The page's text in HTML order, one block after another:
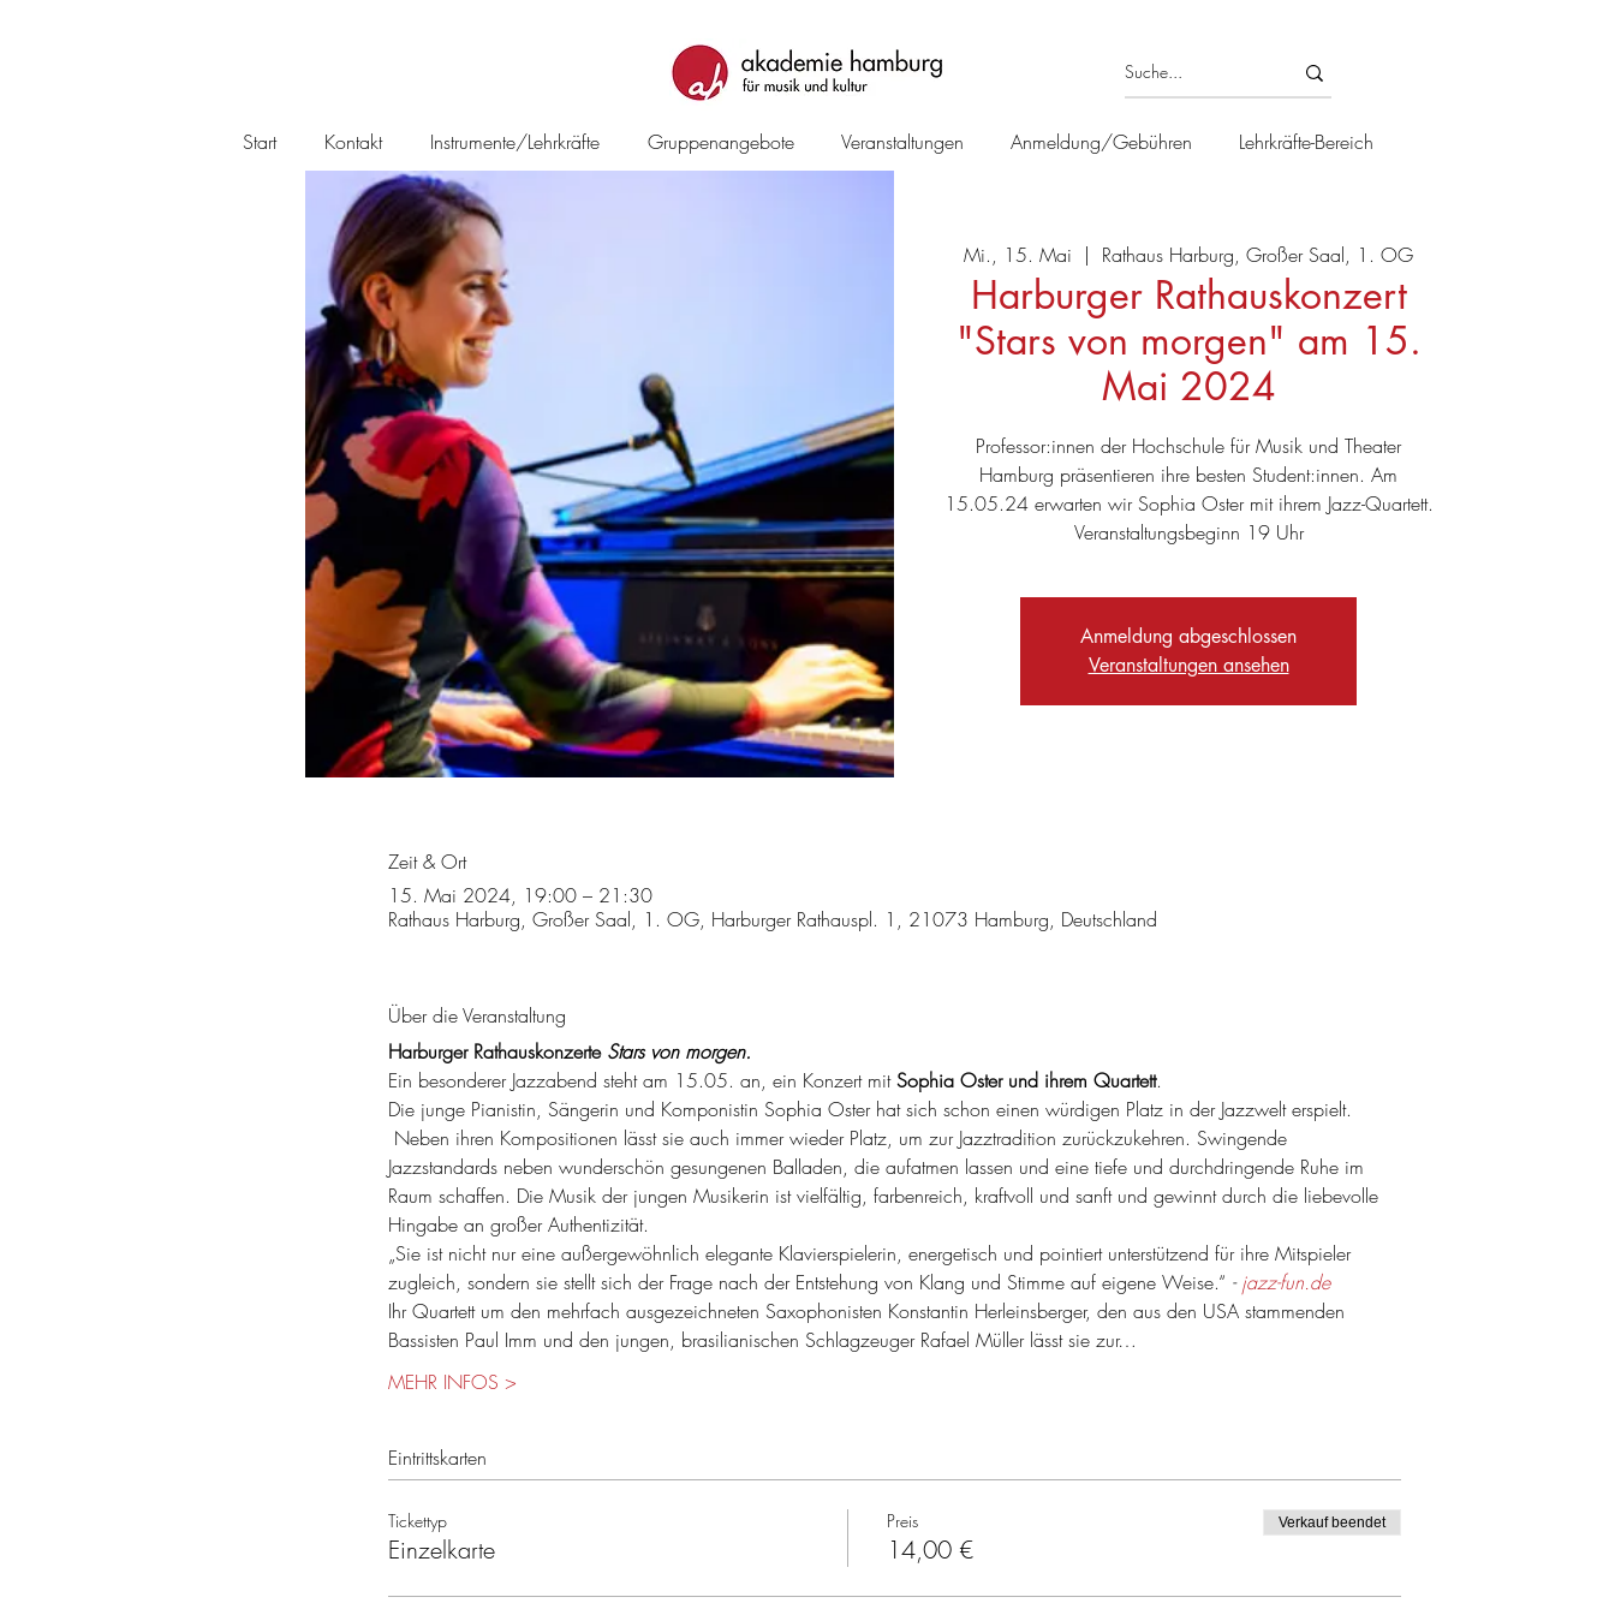
Start Kontakt Instrumente/Lehrkräfte Gruppenangebote Veranstaltungen Anmeldung/Gebühren Lehrkräfte-Bereich
Mi., 15. Mai
  |
Rathaus Harburg, Großer Saal, 1. OG
Harburger Rathauskonzert
"Stars von morgen" am 15.
Mai 2024
Professor:innen der Hochschule für Musik und Theater
Hamburg präsentieren ihre besten Student:innen. Am
15.05.24 erwarten wir Sophia Oster mit ihrem Jazz-Quartett.
Veranstaltungsbeginn 19 Uhr
Anmeldung abgeschlossen
Veranstaltungen ansehen
Zeit & Ort
15. Mai 2024, 19:00 – 21:30
Rathaus Harburg, Großer Saal, 1. OG, Harburger Rathauspl. 1, 21073 Hamburg, Deutschland
Über die Veranstaltung
Harburger Rathauskonzerte Stars von morgen.
Ein besonderer Jazzabend steht am 15.05. an, ein Konzert mit Sophia Oster und ihrem Quartett.
Die junge Pianistin, Sängerin und Komponistin Sophia Oster hat sich schon einen würdigen Platz in der Jazzwelt erspielt.
Neben ihren Kompositionen lässt sie auch immer wieder Platz, um zur Jazztradition zurückzukehren. Swingende
Jazzstandards neben wunderschön gesungenen Balladen, die aufatmen lassen und eine tiefe und durchdringende Ruhe im
Raum schaffen. Die Musik der jungen Musikerin ist vielfältig, farbenreich, kraftvoll und sanft und gewinnt durch die liebevolle
Hingabe an großer Authentizität.
„Sie ist nicht nur eine außergewöhnlich elegante Klavierspielerin, energetisch und pointiert unterstützend für ihre Mitspieler
zugleich, sondern sie stellt sich der Frage nach der Entstehung von Klang und Stimme auf eigene Weise.“ - jazz-fun.de
Ihr Quartett um den mehrfach ausgezeichneten Saxophonisten Konstantin Herleinsberger, den aus den USA stammenden
Bassisten Paul Imm und den jungen, brasilianischen Schlagzeuger Rafael Müller lässt sie zur…
MEHR INFOS >
Eintrittskarten
Tickettyp
Einzelkarte
Preis
14,00 €
Verkauf beendet